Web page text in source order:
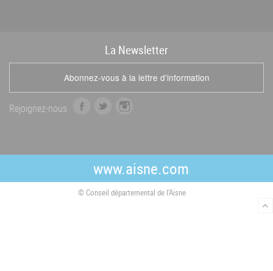
La Newsletter
Abonnez-vous à la lettre d'information
Rejoignez-nous
b
o
t
e
r
a
g
r
a
www.aisne.com
© Conseil départemental de l'Aisne